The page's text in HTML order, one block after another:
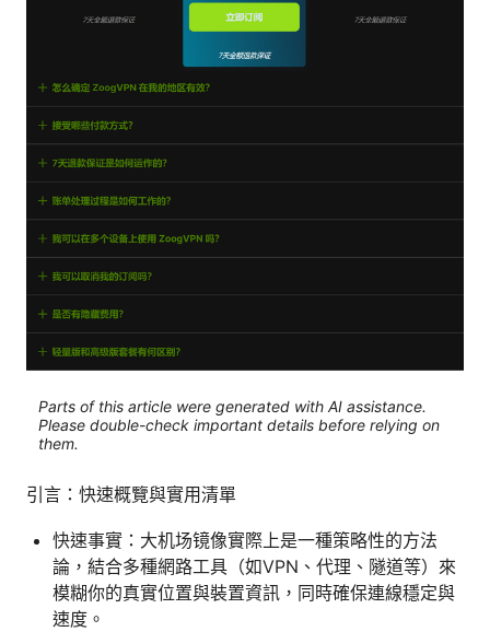
Parts of this article were generated with AI assistance.
Please double-check important details before relying on
them.
引言：快速概覽與實用清單
快速事實：大机场镜像實際上是一種策略性的方法
論，結合多種網路工具（如VPN、代理、隧道等）來
模糊你的真實位置與裝置資訊，同時確保連線穩定與
速度。